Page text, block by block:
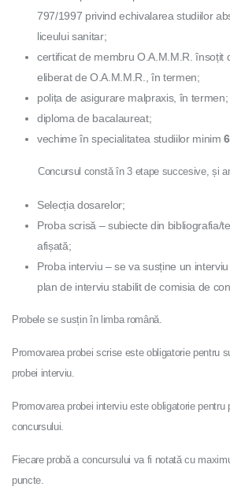
797/1997 privind echivalarea studiilor
liceului sanitar;
certificat de membru O.A.M.M.R. însoțit
eliberat de O.A.M.M.R., în termen;
polița de asigurare malpraxis, în termen;
diploma de bacalaureat;
vechime în specialitatea studiilor minim
Concursul constă în 3 etape succesive, și
Selecția dosarelor;
Proba scrisă – subiecte din bibliografia/
afișată;
Proba interviu – se va susține un
plan de interviu stabilit de comisia de
Probele se susțin în limba română.
Promovarea probei scrise este obligatorie pentru
probei interviu.
Promovarea probei interviu este obligatorie pentru
concursului.
Fiecare probă a concursului va fi notată cu
puncte.